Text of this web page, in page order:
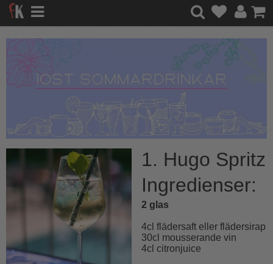
1. Hugo Spritz
Ingredienser:
2 glas
4cl flädersaft eller flädersirap
30cl mousserande vin
4cl citronjuice